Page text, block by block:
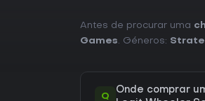
Antes de procurar uma
Games. Géneros:
Q
Onde comprar